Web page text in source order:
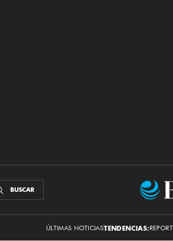
BUSCAR
ÚLTIMAS NOTICIASTENDENCIAS: